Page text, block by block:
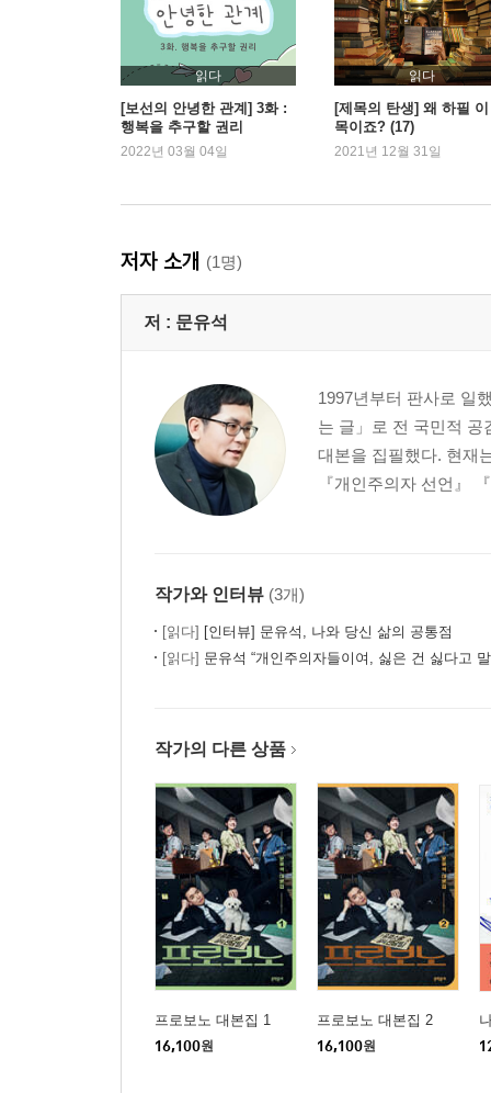
나는 나를 파괴할 권리가 있나
인간이라는 이름의 공해
3부 선의만으로 충분치 않다
_세상의 갈등 중 많은 경우가 선의와 선의의 부딪
성폭력은 자유에 대한 죄
과잉금지의 원칙
아름다운 판결과 냉정한 판결
4부 공정도 공존을 위한 것이다
_세상에서 제일 꼴 보기 싫은 게 뭘까? 다양하겠
정의란 무엇인가
우리가 바라는 공정한 지옥
읽다
[보선의 안녕한 관계] 3화 :
행복을 추구할 권리
2022년 03월 04일
읽다
[제목의 탄생] 왜 하필
목이죠? (17)
2021년 12월 31일
저자 소개 (1명)
저 : 문유석
1997년부터 판사로 일
는 글」로 전 국민적
대본을 집필했다. 현재
『개인주의자 선언』
작가와 인터뷰 (3개)
[읽다] [인터뷰] 문유석, 나와 당신 삶의 공통점
[읽다] 문유석 “개인주의자들이여, 싫은 건 싫다고
작가의 다른 상품
프로보노 대본집 1
16,100원
프로보노 대본집 2
16,100원